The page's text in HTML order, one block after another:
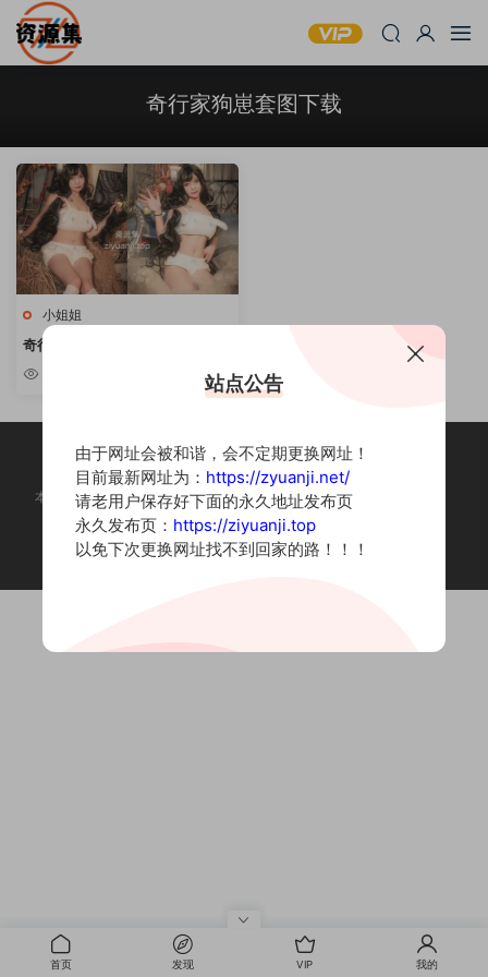
奇行家狗崽套图下载
小姐姐
奇行家狗崽 – 可爱妹子写真合集
[持续更新]
本站为摄影写真图片网站，内容来自网络收集整理，仅作个人学习使用。
如有违法内容请联系删除
Copyright © 2022 资源集
首页 发现 VIP 我的
站点公告
由于网址会被和谐，会不定期更换网址！
目前最新网址为： https://zyuanji.net/
请老用户保存好下面的永久地址发布页
永久发布页： https://ziyuanji.top
以免下次更换网址找不到回家的路！！！